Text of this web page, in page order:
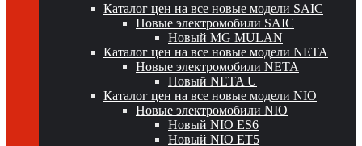
Каталог цен на все новые модели SAIC
Новые электромобили SAIC
Новый MG MULAN
Каталог цен на все новые модели NETA
Новые электромобили NETA
Новый NETA U
Каталог цен на все новые модели NIO
Новые электромобили NIO
Новый NIO ES6
Новый NIO ET5